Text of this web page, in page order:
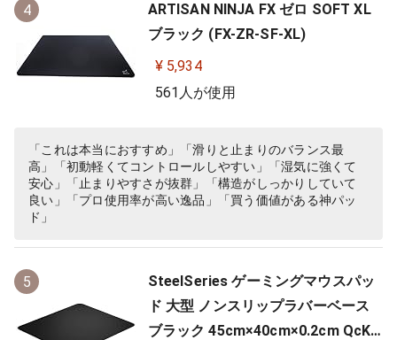
4
ARTISAN NINJA FX ゼロ SOFT XL
ブラック (FX-ZR-SF-XL)
¥ 5,934
561人が使用
「これは本当におすすめ」「滑りと止まりのバランス最
高」「初動軽くてコントロールしやすい」「湿気に強くて
安心」「止まりやすさが抜群」「構造がしっかりしていて
良い」「プロ使用率が高い逸品」「買う価値がある神パッ
ド」
5
SteelSeries ゲーミングマウスパッ
ド 大型 ノンスリップラバーベース
ブラック 45cm×40cm×0.2cm QcK